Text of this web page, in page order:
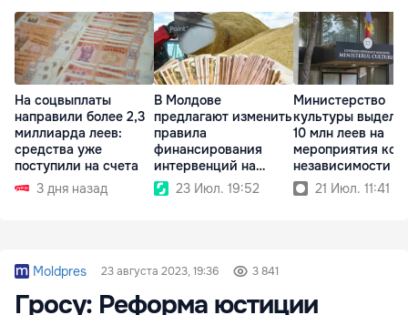
На соцвыплаты
направили более 2,3
миллиарда леев:
средства уже
поступили на счета
3 дня назад
В Молдове
предлагают изменить
правила
финансирования
интервенций на
аграрном рынке
23 Июл. 19:52
Министерство
культуры
10 млн леев на
мероприятия ко
независимости
21 Июл. 11:41
Moldpres 23 августа 2023, 19:36 3 841
Гросу: Реформа юстиции